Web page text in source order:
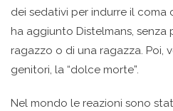
dei sedativi per indurre il coma
ha aggiunto Distelmans, senza
ragazzo o di una ragazza. Poi,
genitori, la “dolce morte”.
Nel mondo le reazioni sono